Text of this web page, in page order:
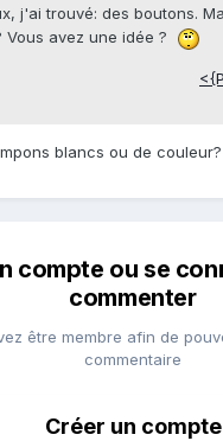
j'ai trouvé: des boutons.
Vous avez une idée ?
blancs ou de
compte ou se
commenter
être membre afin de
commentaire
Créer un compte